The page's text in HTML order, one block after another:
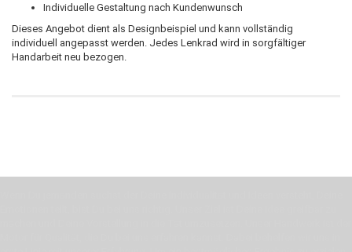
Individuelle Gestaltung nach Kundenwunsch
Dieses Angebot dient als Designbeispiel und kann vollständig
individuell angepasst werden. Jedes Lenkrad wird in sorgfältiger
Handarbeit neu bezogen.